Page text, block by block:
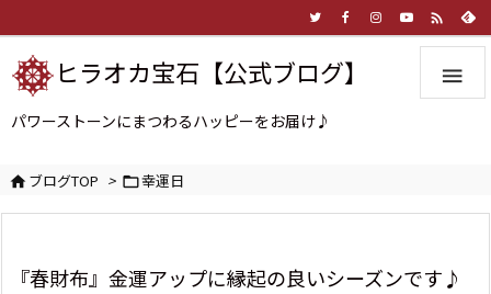


ヒラオカ宝石【公式ブログ】
パワーストーンにまつわるハッピーをお届け♪
ブログTOP > 幸運日
『春財布』金運アップに縁起の良いシーズンです♪